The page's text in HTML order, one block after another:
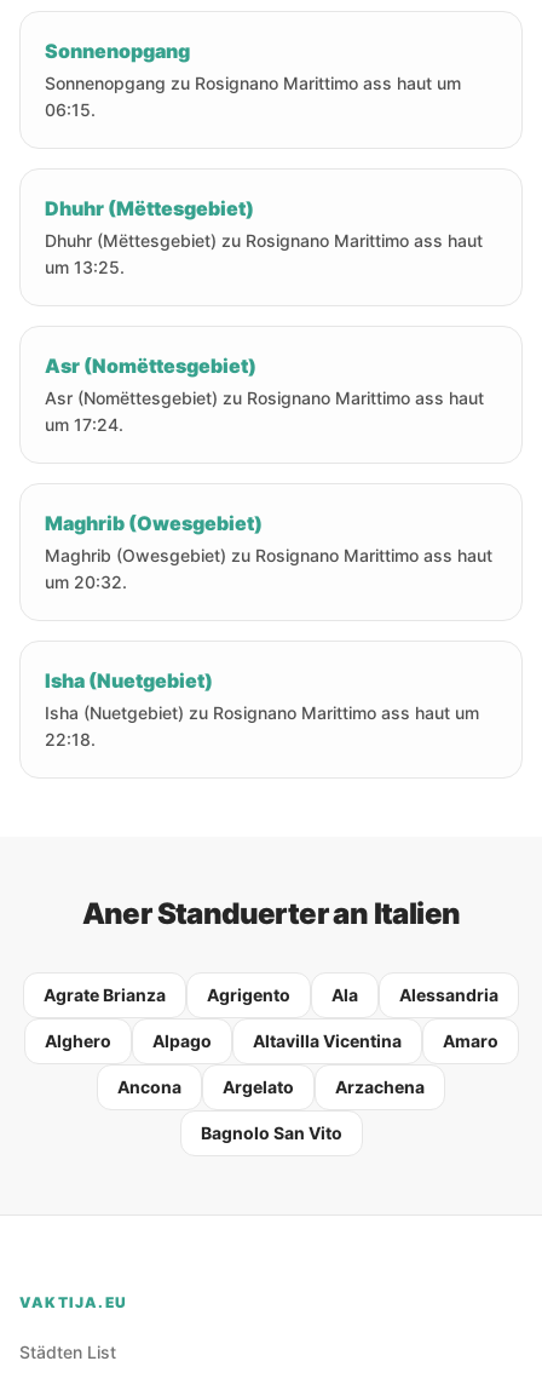
Sonnenopgang
Sonnenopgang zu Rosignano Marittimo ass haut um
06:15.
Dhuhr (Mëttesgebiet)
Dhuhr (Mëttesgebiet) zu Rosignano Marittimo ass haut
um 13:25.
Asr (Nomëttesgebiet)
Asr (Nomëttesgebiet) zu Rosignano Marittimo ass haut
um 17:24.
Maghrib (Owesgebiet)
Maghrib (Owesgebiet) zu Rosignano Marittimo ass haut
um 20:32.
Isha (Nuetgebiet)
Isha (Nuetgebiet) zu Rosignano Marittimo ass haut um
22:18.
Aner Standuerter an Italien
Agrate Brianza Agrigento Ala Alessandria
Alghero Alpago Altavilla Vicentina Amaro
Ancona Argelato Arzachena
Bagnolo San Vito
VAKTIJA.EU
Städten List